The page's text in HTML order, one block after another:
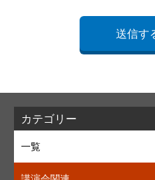
カテゴリー
一覧